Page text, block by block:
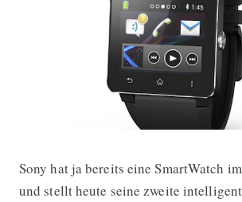
Sony stellt die
Sony hat ja bereits eine SmartWatch
und stellt heute seine zweite